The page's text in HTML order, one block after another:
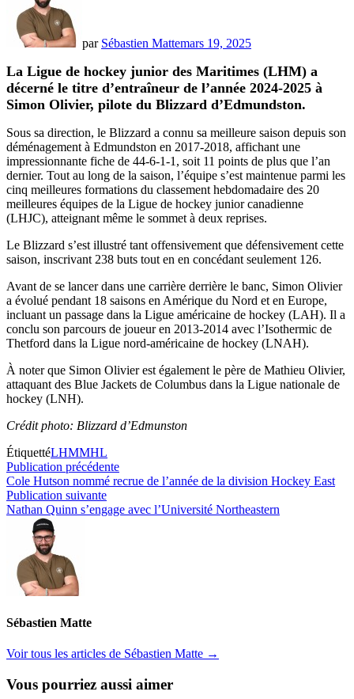
par Sébastien Mattemars 19, 2025
La Ligue de hockey junior des Maritimes (LHM) a
décerné le titre d’entraîneur de l’année 2024-2025 à
Simon Olivier, pilote du Blizzard d’Edmundston.
Sous sa direction, le Blizzard a connu sa meilleure saison depuis son
déménagement à Edmundston en 2017-2018, affichant une
impressionnante fiche de 44-6-1-1, soit 11 points de plus que l’an
dernier. Tout au long de la saison, l’équipe s’est maintenue parmi les
cinq meilleures formations du classement hebdomadaire des 20
meilleures équipes de la Ligue de hockey junior canadienne
(LHJC), atteignant même le sommet à deux reprises.
Le Blizzard s’est illustré tant offensivement que défensivement cette
saison, inscrivant 238 buts tout en en concédant seulement 126.
Avant de se lancer dans une carrière derrière le banc, Simon Olivier
a évolué pendant 18 saisons en Amérique du Nord et en Europe,
incluant un passage dans la Ligue américaine de hockey (LAH). Il a
conclu son parcours de joueur en 2013-2014 avec l’Isothermic de
Thetford dans la Ligue nord-américaine de hockey (LNAH).
À noter que Simon Olivier est également le père de Mathieu Olivier,
attaquant des Blue Jackets de Columbus dans la Ligue nationale de
hockey (LNH).
Crédit photo: Blizzard d’Edmunston
ÉtiquettéLHMMHL
Navigation
de
l’article
Publication précédentePublication
précédente :
Cole Hutson nommé recrue de l’année de la division Hockey East
Publication suivantePublication
suivante :
Nathan Quinn s’engage avec l’Université Northeastern
Sébastien Matte
Voir tous les articles de Sébastien Matte →
Vous pourriez aussi aimer